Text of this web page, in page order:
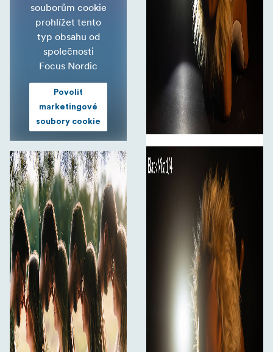
souborům cookie
prohlížet tento
typ obsahu od
společnosti
Focus Nordic
Povolit
marketingové
soubory cookie